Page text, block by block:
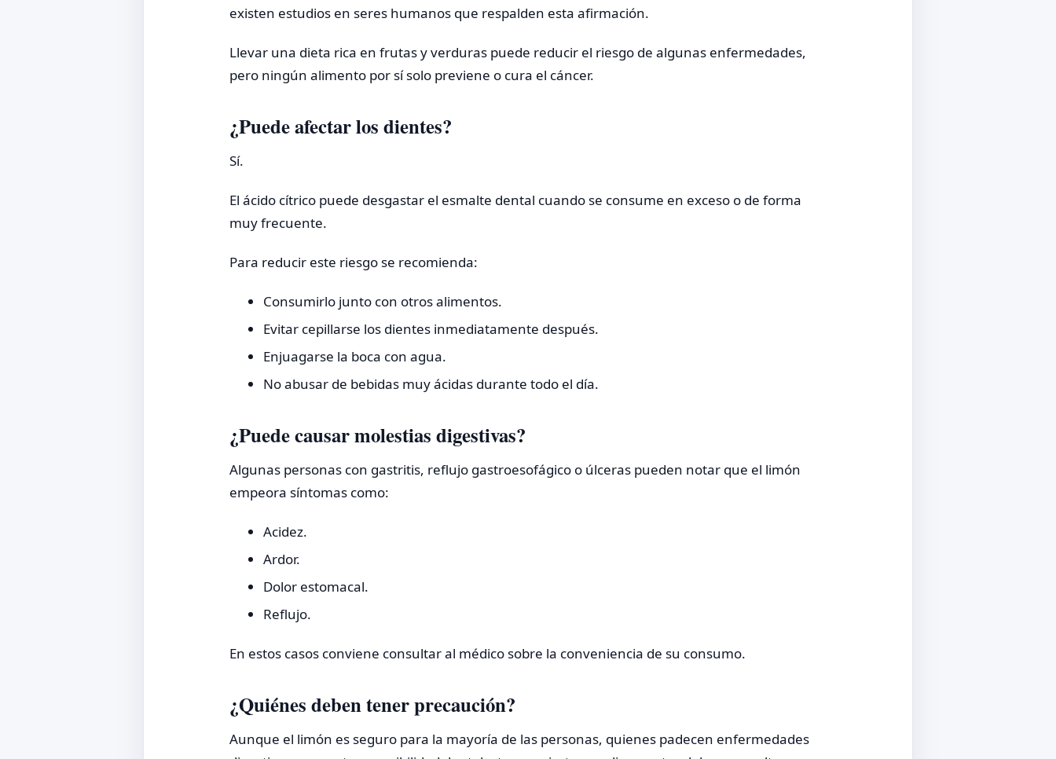
existen estudios en seres humanos que respalden esta afirmación.
Llevar una dieta rica en frutas y verduras puede reducir el riesgo de algunas enfermedades,
pero ningún alimento por sí solo previene o cura el cáncer.
¿Puede afectar los dientes?
Sí.
El ácido cítrico puede desgastar el esmalte dental cuando se consume en exceso o de forma
muy frecuente.
Para reducir este riesgo se recomienda:
Consumirlo junto con otros alimentos.
Evitar cepillarse los dientes inmediatamente después.
Enjuagarse la boca con agua.
No abusar de bebidas muy ácidas durante todo el día.
¿Puede causar molestias digestivas?
Algunas personas con gastritis, reflujo gastroesofágico o úlceras pueden notar que el limón
empeora síntomas como:
Acidez.
Ardor.
Dolor estomacal.
Reflujo.
En estos casos conviene consultar al médico sobre la conveniencia de su consumo.
¿Quiénes deben tener precaución?
Aunque el limón es seguro para la mayoría de las personas, quienes padecen enfermedades